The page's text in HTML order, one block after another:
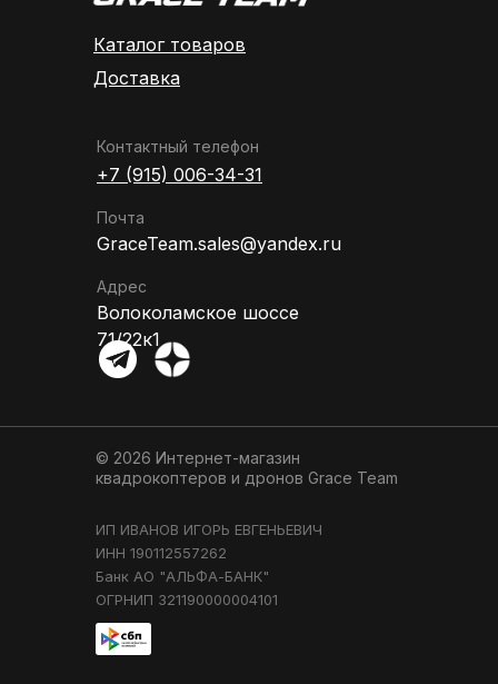
Каталог товаров
© 2026 Интернет-магазин
квадрокоптеров и дронов Grace Team
Доставка
Контактный телефон
Почта
Адрес
Волоколамское шоссе
71/22к1
GraceTeam.sales@yandex.ru
+7 (915) 006-34-31
ИП ИВАНОВ ИГОРЬ ЕВГЕНЬЕВИЧ
ИНН 190112557262
Банк АО "АЛЬФА-БАНК"
ОГРНИП 321190000004101